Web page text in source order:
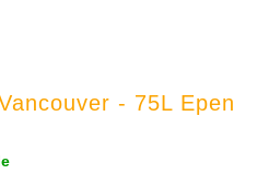
- 75L Epen